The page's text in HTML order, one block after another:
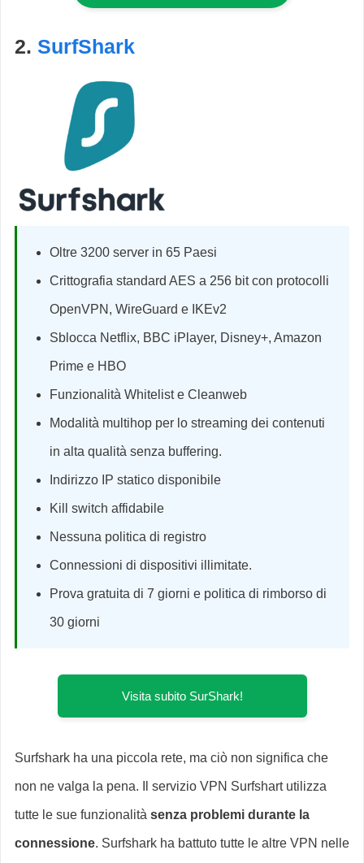
2. SurfShark
Oltre 3200 server in 65 Paesi
Crittografia standard AES a 256 bit con protocolli
OpenVPN, WireGuard e IKEv2
Sblocca Netflix, BBC iPlayer, Disney+, Amazon
Prime e HBO
Funzionalità Whitelist e Cleanweb
Modalità multihop per lo streaming dei contenuti
in alta qualità senza buffering.
Indirizzo IP statico disponibile
Kill switch affidabile
Nessuna politica di registro
Connessioni di dispositivi illimitate.
Prova gratuita di 7 giorni e politica di rimborso di
30 giorni
Visita subito SurShark!
Surfshark ha una piccola rete, ma ciò non significa che
non ne valga la pena. Il servizio VPN Surfshart utilizza
tutte le sue funzionalità senza problemi durante la
connessione. Surfshark ha battuto tutte le altre VPN nelle